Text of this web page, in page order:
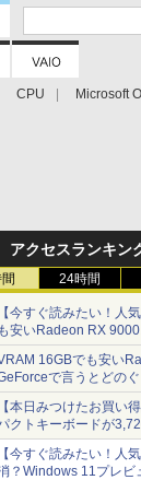
CPU Microsoft
アクセスランキン
24時間
今すぐ読みたい！人
安いRadeon RX
ぐらいの性能？ - PC
16GBでも安い
で言うとどの
本日みつけたお買い
クトキーボードが
接続対応
今すぐ読みたい！人
？Windows 11プレビ